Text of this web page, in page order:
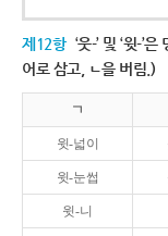
제12항 ‘웃-’ 및 ‘윗-’
어로 삼고, ㄴ을 버림.)
ㄱ
윗-넓이
윗-눈썹
윗-니